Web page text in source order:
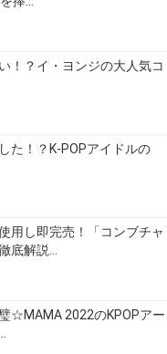
！？イ・ヨンジの大人気コ
た！？K-POPアイドルの
用し即完売！「コンブチャ
底解説…
☆MAMA 2022のKPOPアー